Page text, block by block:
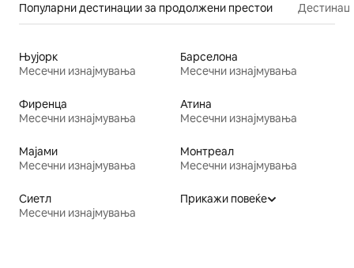
Популарни дестинации за продолжени престои
Њујорк
Месечни изнајмувања
Барселона
Месечни изнајмувања
Фиренца
Месечни изнајмувања
Атина
Месечни изнајмувања
Мајами
Месечни изнајмувања
Монтреал
Месечни изнајмувања
Сиетл
Месечни изнајмувања
Прикажи повеќе